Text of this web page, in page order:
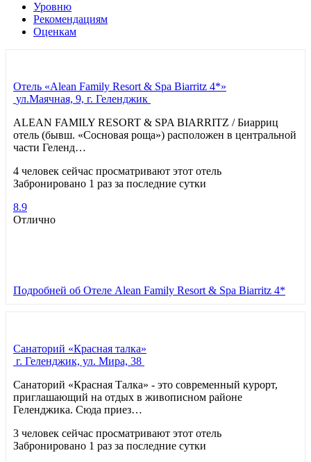
Уровню
Рекомендациям
Оценкам
Отель «Alean Family Resort & Spa Biarritz 4*»
ул.Маячная, 9, г. Геленджик
ALEAN FAMILY RESORT & SPA BIARRITZ / Биарриц
отель (бывш. «Сосновая роща») расположен в центральной
части Геленд…
4 человек сейчас просматривают этот отель
Забронировано 1 раз за последние сутки
8.9
Отлично
Подробней об Отеле Alean Family Resort & Spa Biarritz 4*
Санаторий «Красная талка»
г. Геленджик, ул. Мира, 38
Санаторий «Красная Талка» - это современный курорт,
приглашающий на отдых в живописном районе
Геленджика. Сюда приез…
3 человек сейчас просматривают этот отель
Забронировано 1 раз за последние сутки